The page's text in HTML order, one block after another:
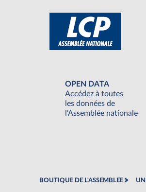
OPEN DATA
Accédez à toutes
les données de
l'Assemblée nationale
BOUTIQUE DE L'ASSEMBLEE